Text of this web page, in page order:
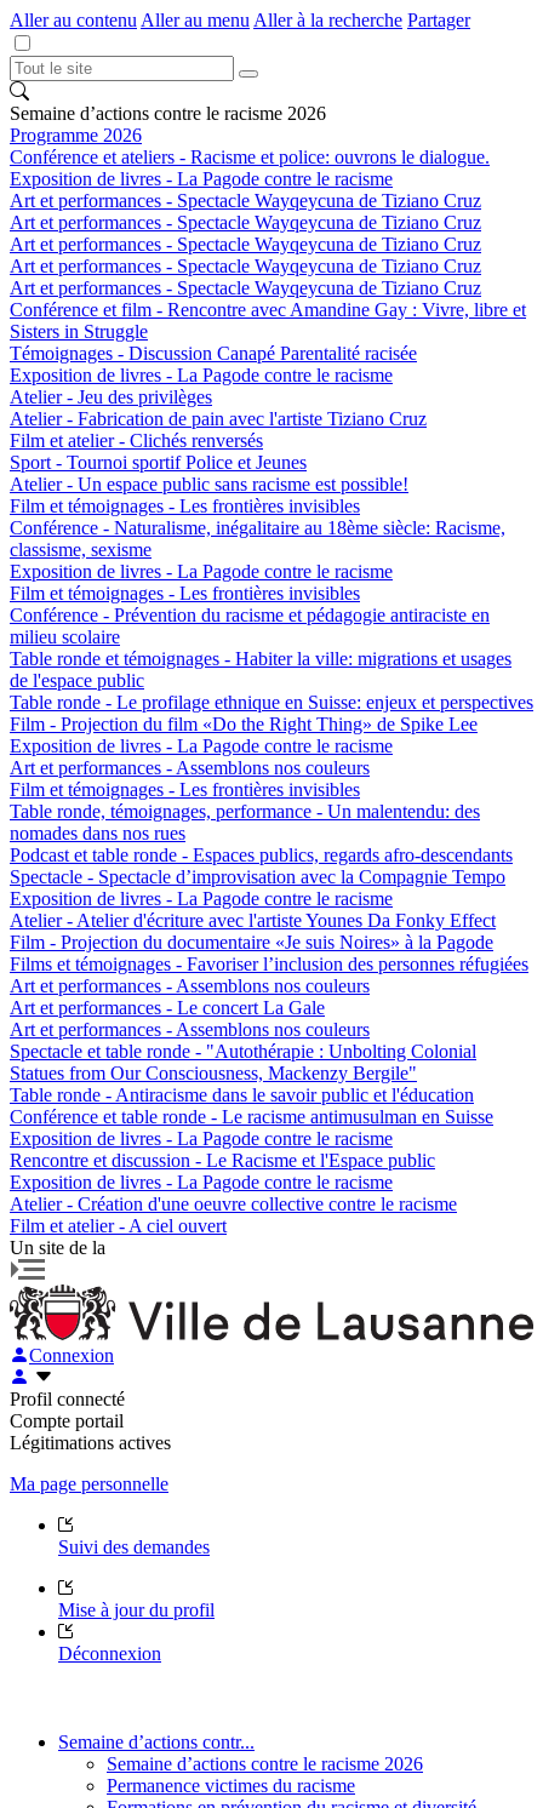
Aller au contenu Aller au menu Aller à la recherche Partager
Semaine d’actions contre le racisme 2026
Programme 2026
Conférence et ateliers - Racisme et police: ouvrons le dialogue.
Exposition de livres - La Pagode contre le racisme
Art et performances - Spectacle Wayqeycuna de Tiziano Cruz
Art et performances - Spectacle Wayqeycuna de Tiziano Cruz
Art et performances - Spectacle Wayqeycuna de Tiziano Cruz
Art et performances - Spectacle Wayqeycuna de Tiziano Cruz
Art et performances - Spectacle Wayqeycuna de Tiziano Cruz
Conférence et film - Rencontre avec Amandine Gay : Vivre, libre et
Sisters in Struggle
Témoignages - Discussion Canapé Parentalité racisée
Exposition de livres - La Pagode contre le racisme
Atelier - Jeu des privilèges
Atelier - Fabrication de pain avec l'artiste Tiziano Cruz
Film et atelier - Clichés renversés
Sport - Tournoi sportif Police et Jeunes
Atelier - Un espace public sans racisme est possible!
Film et témoignages - Les frontières invisibles
Conférence - Naturalisme, inégalitaire au 18ème siècle: Racisme,
classisme, sexisme
Exposition de livres - La Pagode contre le racisme
Film et témoignages - Les frontières invisibles
Conférence - Prévention du racisme et pédagogie antiraciste en
milieu scolaire
Table ronde et témoignages - Habiter la ville: migrations et usages
de l'espace public
Table ronde - Le profilage ethnique en Suisse: enjeux et perspectives
Film - Projection du film «Do the Right Thing» de Spike Lee
Exposition de livres - La Pagode contre le racisme
Art et performances - Assemblons nos couleurs
Film et témoignages - Les frontières invisibles
Table ronde, témoignages, performance - Un malentendu: des
nomades dans nos rues
Podcast et table ronde - Espaces publics, regards afro-descendants
Spectacle - Spectacle d’improvisation avec la Compagnie Tempo
Exposition de livres - La Pagode contre le racisme
Atelier - Atelier d'écriture avec l'artiste Younes Da Fonky Effect
Film - Projection du documentaire «Je suis Noires» à la Pagode
Films et témoignages - Favoriser l’inclusion des personnes réfugiées
Art et performances - Assemblons nos couleurs
Art et performances - Le concert La Gale
Art et performances - Assemblons nos couleurs
Spectacle et table ronde - "Autothérapie : Unbolting Colonial
Statues from Our Consciousness, Mackenzy Bergile"
Table ronde - Antiracisme dans le savoir public et l'éducation
Conférence et table ronde - Le racisme antimusulman en Suisse
Exposition de livres - La Pagode contre le racisme
Rencontre et discussion - Le Racisme et l'Espace public
Exposition de livres - La Pagode contre le racisme
Atelier - Création d'une oeuvre collective contre le racisme
Film et atelier - A ciel ouvert
Un site de la
Connexion
Profil connecté
Compte portail
Légitimations actives
Ma page personnelle
Suivi des demandes
Mise à jour du profil
Déconnexion
Semaine d’actions contr...
Semaine d’actions contre le racisme 2026
Permanence victimes du racisme